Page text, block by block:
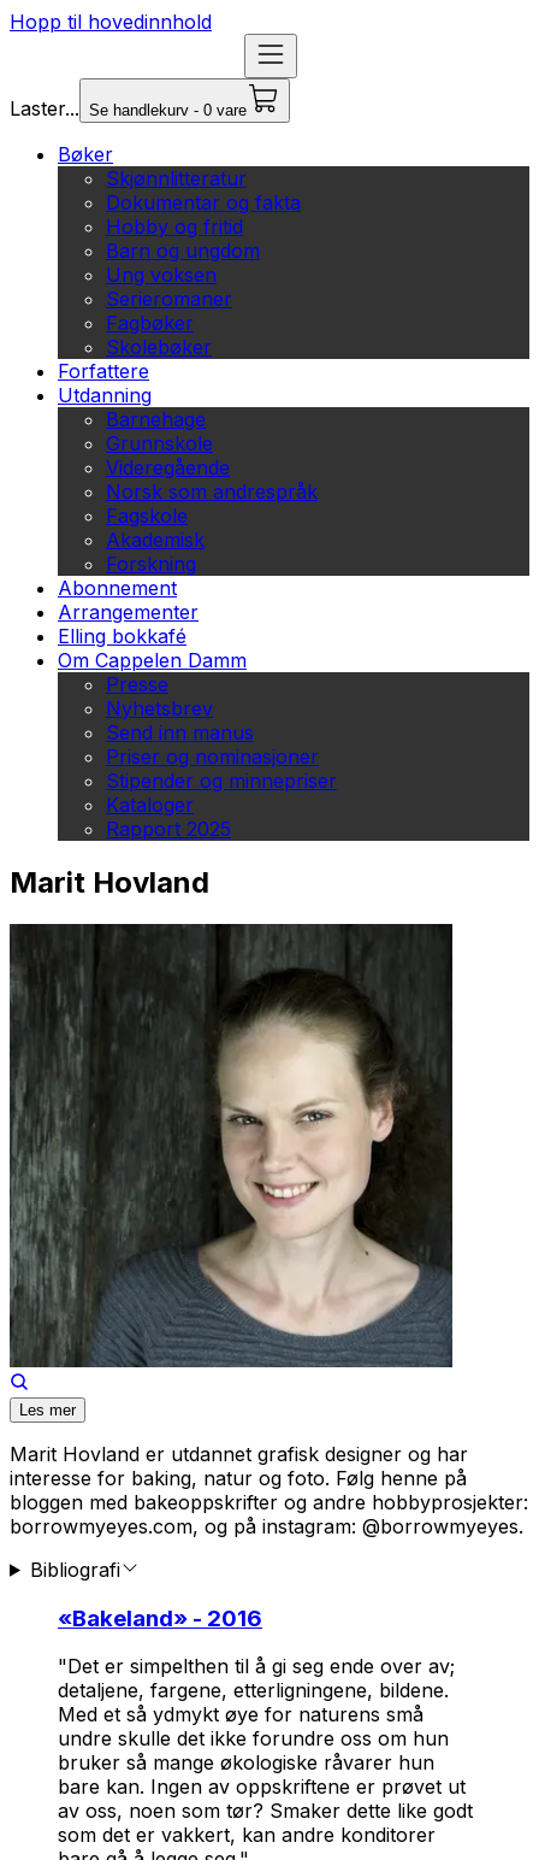
Hopp til hovedinnhold
Laster... Se handlekurv - 0 vare
Bøker
Skjønnlitteratur
Dokumentar og fakta
Hobby og fritid
Barn og ungdom
Ung voksen
Serieromaner
Fagbøker
Skolebøker
Forfattere
Utdanning
Barnehage
Grunnskole
Videregående
Norsk som andrespråk
Fagskole
Akademisk
Forskning
Abonnement
Arrangementer
Elling bokkafé
Om Cappelen Damm
Presse
Nyhetsbrev
Send inn manus
Priser og nominasjoner
Stipender og minnepriser
Kataloger
Rapport 2025
Marit Hovland
Les mer
Marit Hovland er utdannet grafisk designer og har
interesse for baking, natur og foto. Følg henne på
bloggen med bakeoppskrifter og andre hobbyprosjekter:
borrowmyeyes.com, og på instagram: @borrowmyeyes.
Bibliografi
«Bakeland» - 2016
"Det er simpelthen til å gi seg ende over av;
detaljene, fargene, etterligningene, bildene.
Med et så ydmykt øye for naturens små
undre skulle det ikke forundre oss om hun
bruker så mange økologiske råvarer hun
bare kan. Ingen av oppskriftene er prøvet ut
av oss, noen som tør? Smaker dette like godt
som det er vakkert, kan andre konditorer